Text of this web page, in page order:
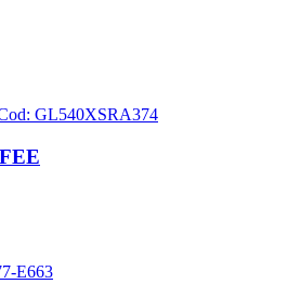
GL540XSRA374
E663